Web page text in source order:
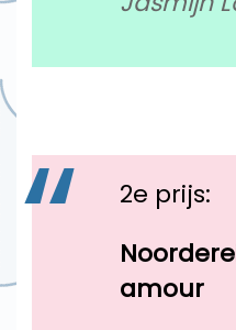
2e prijs:
amour